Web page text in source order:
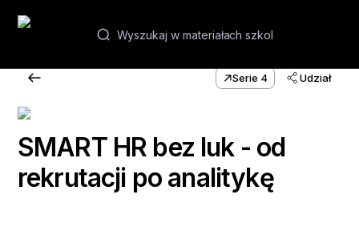
Webinary i kursy
Akademie
Serie 4 Udział
SMART HR bez luk - od
rekrutacji po analitykę